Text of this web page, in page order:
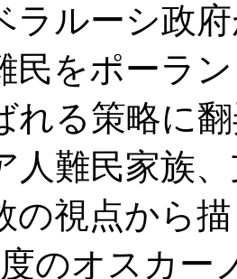
ラルーシ政
民をポーラ
れる策略に
人難民家族
の視点から
のオスカー